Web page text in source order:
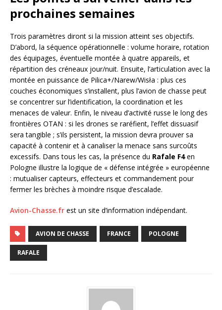
prochaines semaines
Trois paramètres diront si la mission atteint ses objectifs.
D’abord, la séquence opérationnelle : volume horaire, rotation
des équipages, éventuelle montée à quatre appareils, et
répartition des créneaux jour/nuit. Ensuite, l’articulation avec la
montée en puissance de Pilica+/Narew/Wisła : plus ces
couches économiques s’installent, plus l’avion de chasse peut
se concentrer sur l’identification, la coordination et les
menaces de valeur. Enfin, le niveau d’activité russe le long des
frontières OTAN : si les drones se raréfient, l’effet dissuasif
sera tangible ; s’ils persistent, la mission devra prouver sa
capacité à contenir et à canaliser la menace sans surcoûts
excessifs. Dans tous les cas, la présence du Rafale F4en
Pologne illustre la logique de « défense intégrée » européenne
: mutualiser capteurs, effecteurs et commandement pour
fermer les brèches à moindre risque d’escalade.
Avion-Chasse.fr est un site d’information indépendant.
AVION DE CHASSE FRANCE POLOGNE
RAFALE